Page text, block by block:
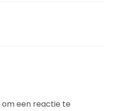
om een reactie te